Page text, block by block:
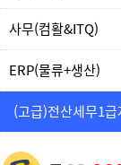
사무(컴활&ITQ)
ERP(물류+생산)
(고급)전산세무1